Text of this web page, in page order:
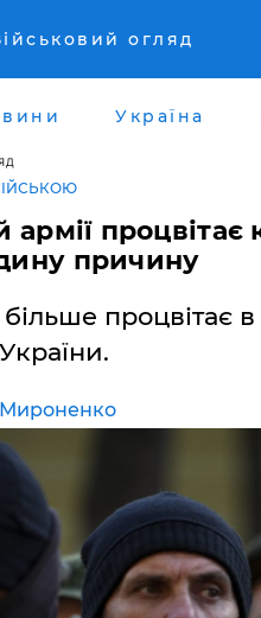
огляд
Україна
армії процвітає
причину
процвітає в